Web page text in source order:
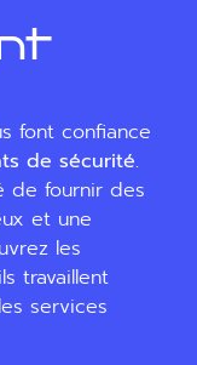
font confiance
de sécurité.
de fournir des
et une
les
travaillent
services